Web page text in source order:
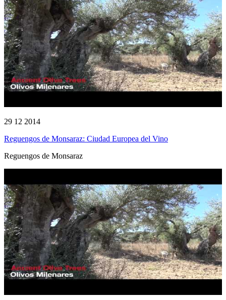
29 12 2014
Reguengos de Monsaraz: Ciudad Europea del Vino
Reguengos de Monsaraz